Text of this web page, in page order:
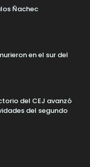
Ñachec
en el sur del
del CEJ avanzó
del segundo